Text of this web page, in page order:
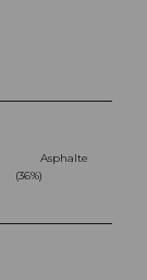
Asphalte
(36%)